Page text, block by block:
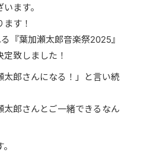
PROJECT
ます。
す！
『葉加瀬太郎音楽祭2025』
致しました！
太郎さんになる！」と言い続
太郎さんとご一緒できるなん